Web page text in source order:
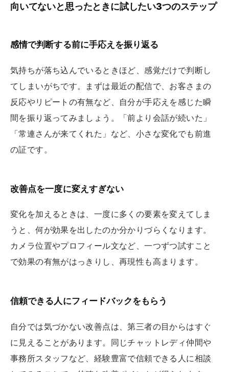
向いてないと思ったときに試したい3つのステップ
感情で判断する前に手応えを振り返る
気持ちが落ち込んでいるときほど、感覚だけで判断し
てしまいがちです。まずは最近の配信で、お客さまの
反応やリピートの有無など、自分が手応えを感じた瞬
間を振り返ってみましょう。「前より会話が続いた」
「常連さんが来てくれた」など、小さな変化でも前進
の証です。
改善点を一度に変えすぎない
変化を加えるときは、一度に多くの要素を変えてしま
うと、何が効果を出したのか分かりづらくなります。
カメラ位置やプロフィール文など、一つずつ試すこと
で効果の有無がはっきりし、再現性も高まります。
信頼できる人にフィードバックをもらう
自分では気づかない改善点は、第三者の目からはすぐ
に見えることがあります。同じチャットレディ仲間や
事務所スタッフなど、経験豊富で信頼できる人に相談